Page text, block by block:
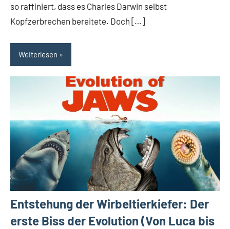
so raffiniert, dass es Charles Darwin selbst
Kopfzerbrechen bereitete. Doch […]
Weiterlesen
Entstehung der Wirbeltierkiefer: Der
erste Biss der Evolution (Von Luca bis